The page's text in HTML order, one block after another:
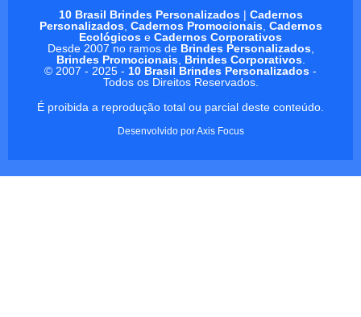
10 Brasil Brindes Personalizados| Cadernos
Personalizados, Cadernos Promocionais, Cadernos
Ecológicos e Cadernos Corporativos
Desde 2007 no ramos de Brindes Personalizados,
Brindes Promocionais, Brindes Corporativos.
© 2007 - 2025 - 10 Brasil Brindes Personalizados -
Todos os Direitos Reservados.
É proibida a reprodução total ou parcial deste conteúdo.
Desenvolvido porAxis Focus